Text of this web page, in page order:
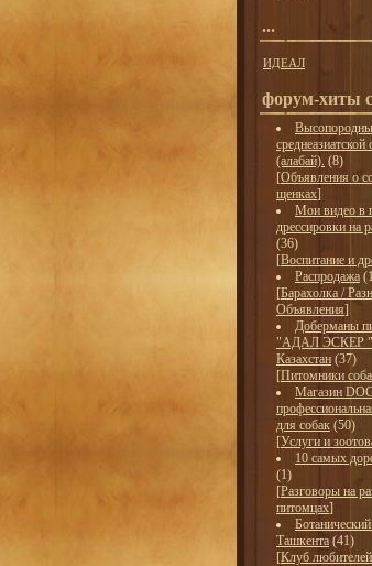
...
ИДЕАЛ
форум-хиты
среднеазиатской
(алабай). (8)
[Объявления о
щенках]
Мои видео в
дрессировки на
(36)
[Воспитание и
Распродажа
[Барахолка /
Объявления]
Доберманы
"АДАЛ ЭСКЕР "
Казахстан (37)
[Питомники
Магазин
для собак (50)
[Услуги и
10 самых
(1)
[Разговоры на
питомцах]
Ташкента (41)
[Клуб любителей